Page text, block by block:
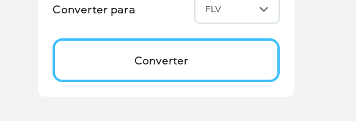
Converter para FLV
Converter